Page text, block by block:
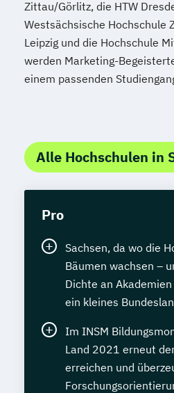
Zittau/Görlitz, die HTW
Westsächsische Hochschule
Leipzig und die Hochschule
werden Marketing-
einem passenden
Alle Hochschulen in
Pro
Sachsen, da wo die
Bäumen wachsen –
Dichte an
ein kleines
Im INSM
Land 2021 erneut
erreichen und